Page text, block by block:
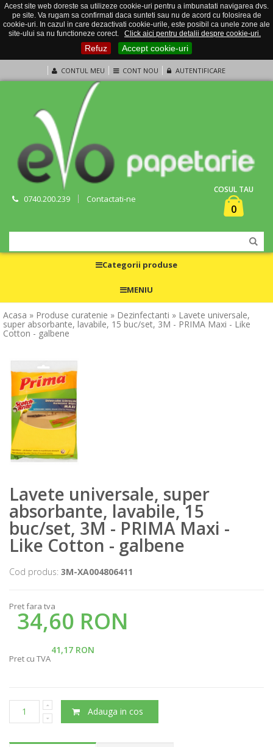
Acest site web doreste sa utilizeze cookie-uri pentru a imbunatati navigarea dvs.
pe site. Va rugam sa confirmati daca sunteti sau nu de acord cu folosirea de
cookie-uri. In cazul in care dezactivati cookie-urile, este posibil ca unele zone ale
site-ului sa nu functioneze corect.
Click aici pentru detalii despre cookie-uri.
Refuz Accept cookie-uri
CONTUL MEU CONT NOU AUTENTIFICARE
0740.200.239 Contactati-ne
COSUL TAU
0
Categorii produse
MENIU
Acasa » Produse curatenie » Dezinfectanti » Lavete universale,
super absorbante, lavabile, 15 buc/set, 3M - PRIMA Maxi - Like
Cotton - galbene
Lavete universale, super
absorbante, lavabile, 15
buc/set, 3M - PRIMA Maxi -
Like Cotton - galbene
Cod produs: 3M-XA004806411
Pret fara tva
34,60 RON
41,17 RON
Pret cu TVA
Adauga in cos